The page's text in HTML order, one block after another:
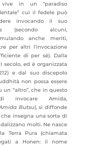
in un “paradiso
cui il fedele può
invocando il suo
(secondo alcuni,
anche meriti,
per altri l’invocazione
di per sé). Dalla
secolo, ed è organizzata
e dal suo discepolo
non possa essere
un “altro”, che in questo
Amida,
Butsu), si diffonde
insegna una sorta di
molti. Ne nasce
Terra Pura (chiamata
a Honen: il nome